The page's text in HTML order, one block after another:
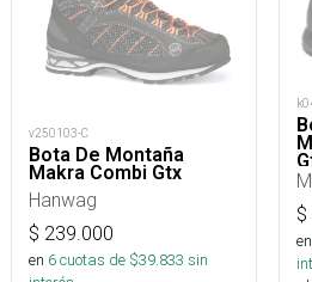
v250103-C
Bota De Montaña
Makra Combi Gtx
Hanwag
$ 239.000
en 6cuotas de $39.833 sin
$
en